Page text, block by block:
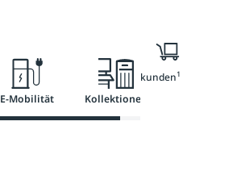
E-Mobilität Kollektionen
Nur für Geschäftskunden1